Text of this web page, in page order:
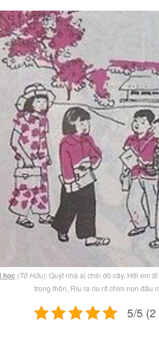
học (Tố Hữu): Quýt nhà ai chín đỏ cây, Hỡi em
trong thôn, Ríu ra ríu rít chim non đầu
5/5